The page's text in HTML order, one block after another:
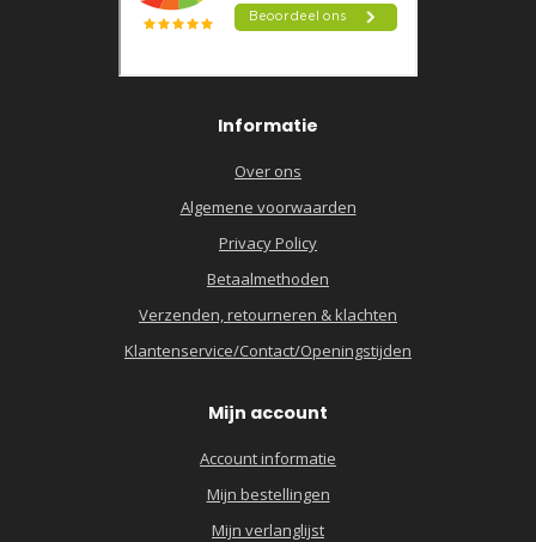
Informatie
Over ons
Algemene voorwaarden
Privacy Policy
Betaalmethoden
Verzenden, retourneren & klachten
Klantenservice/Contact/Openingstijden
Mijn account
Account informatie
Mijn bestellingen
Mijn verlanglijst